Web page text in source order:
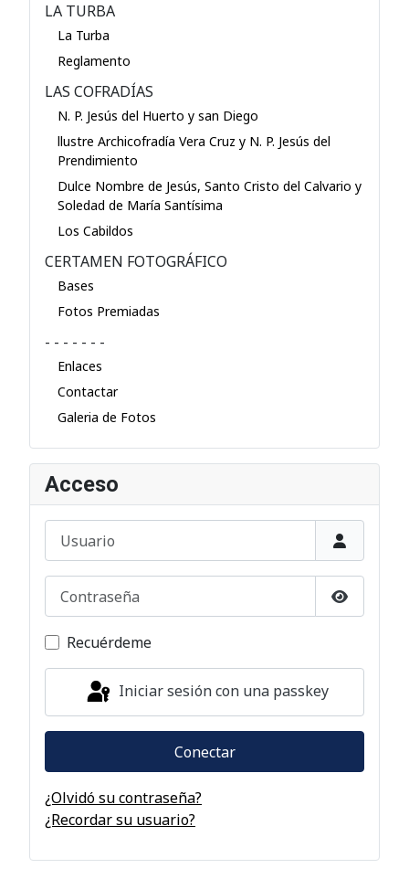
LA TURBA
La Turba
Reglamento
LAS COFRADÍAS
N. P. Jesús del Huerto y san Diego
llustre Archicofradía Vera Cruz y N. P. Jesús del
Prendimiento
Dulce Nombre de Jesús, Santo Cristo del Calvario y
Soledad de María Santísima
Los Cabildos
CERTAMEN FOTOGRÁFICO
Bases
Fotos Premiadas
- - - - - - -
Enlaces
Contactar
Galeria de Fotos
Acceso
Mostrar
Recuérdeme
Iniciar sesión con una passkey
Conectar
¿Olvidó su contraseña?
¿Recordar su usuario?